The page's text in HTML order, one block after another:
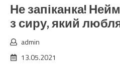
Не запіканка!
з сиру, який
admin
13.05.2021